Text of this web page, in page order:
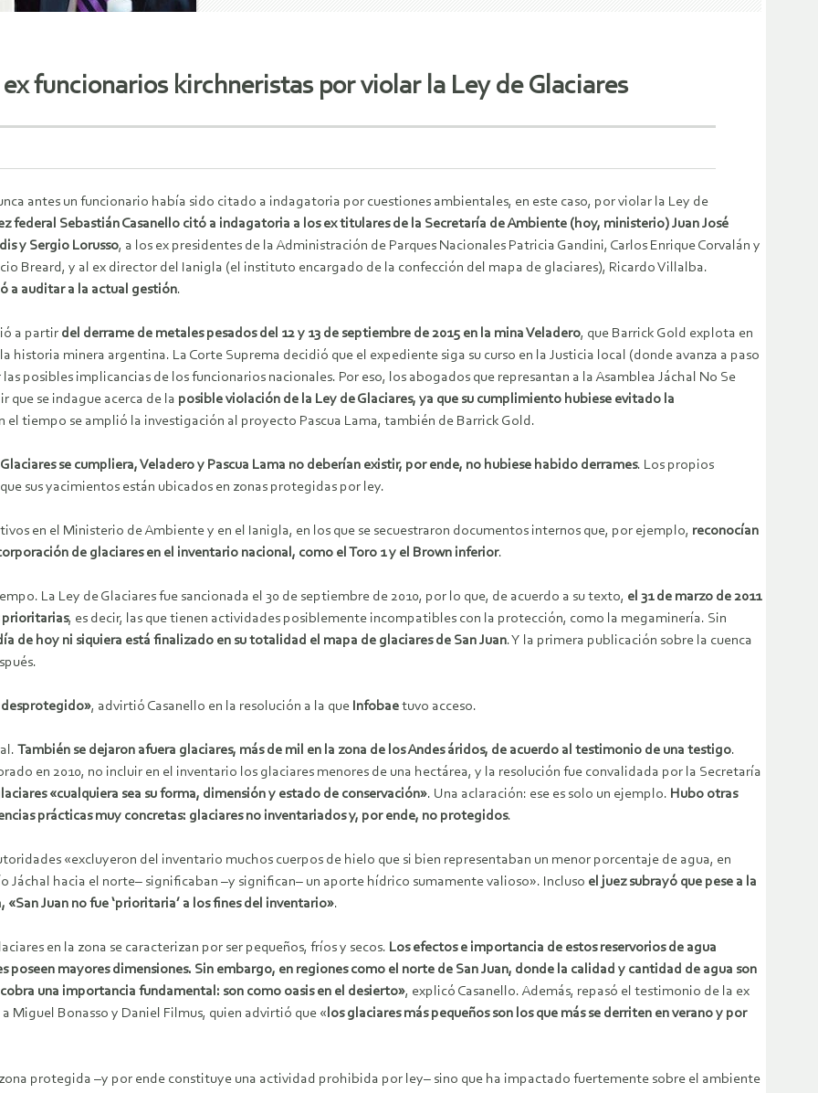
funcionarios kirchneristas por violar la Ley de Glaciares
antes un funcionario había sido citado a indagatoria por cuestiones ambientales, en este caso, por violar la Ley de
federal Sebastián Casanello citó a indagatoria a los ex titulares de la Secretaría de Ambiente (hoy, ministerio) Juan José
y Sergio Lorusso, a los ex presidentes de la Administración de Parques Nacionales Patricia Gandini, Carlos Enrique Corvalán y
Breard, y al ex director del Ianigla (el instituto encargado de la confección del mapa de glaciares), Ricardo Villalba.
a auditar a la actual gestión.
a partir del derrame de metales pesados del 12 y 13 de septiembre de 2015 en la mina Veladero, que Barrick Gold explota en
historia minera argentina. La Corte Suprema decidió que el expediente siga su curso en la Justicia local (donde avanza a paso
posibles implicancias de los funcionarios nacionales. Por eso, los abogados que represantan a la Asamblea Jáchal No Se
que se indague acerca de la posible violación de la Ley de Glaciares, ya que su cumplimiento hubiese evitado la
el tiempo se amplió la investigación al proyecto Pascua Lama, también de Barrick Gold.
se cumpliera, Veladero y Pascua Lama no deberían existir, por ende, no hubiese habido derrames. Los propios
sus yacimientos están ubicados en zonas protegidas por ley.
en el Ministerio de Ambiente y en el Ianigla, en los que se secuestraron documentos internos que, por ejemplo, reconocían
de glaciares en el inventario nacional, como el Toro 1 y el Brown inferior.
La Ley de Glaciares fue sancionada el 30 de septiembre de 2010, por lo que, de acuerdo a su texto, el 31 de marzo de 2011
prioritarias, es decir, las que tienen actividades posiblemente incompatibles con la protección, como la megaminería. Sin
de hoy ni siquiera está finalizado en su totalidad el mapa de glaciares de San Juan. Y la primera publicación sobre la cuenca
desprotegido», advirtió Casanello en la resolución a la que Infobaetuvo acceso.
También se dejaron afuera glaciares, más de mil en la zona de los Andes áridos, de acuerdo al testimonio de una testigo.
en 2010, no incluir en el inventario los glaciares menores de una hectárea, y la resolución fue convalidada por la Secretaría
«cualquiera sea su forma, dimensión y estado de conservación». Una aclaración: ese es solo un ejemplo. Hubo otras
prácticas muy concretas: glaciares no inventariados y, por ende, no protegidos.
«excluyeron del inventario muchos cuerpos de hielo que si bien representaban un menor porcentaje de agua, en
Jáchal hacia el norte– significaban –y significan– un aporte hídrico sumamente valioso». Incluso el juez subrayó que pese a la
Juan no fue ‘prioritaria’ a los fines del inventario».
en la zona se caracterizan por ser pequeños, fríos y secos. Los efectos e importancia de estos reservorios de agua
mayores dimensiones. Sin embargo, en regiones como el norte de San Juan, donde la calidad y cantidad de agua son
una importancia fundamental: son como oasis en el desierto», explicó Casanello. Además, repasó el testimonio de la ex
Miguel Bonasso y Daniel Filmus, quien advirtió que « los glaciares más pequeños son los que más se derriten en verano y por
protegida –y por ende constituye una actividad prohibida por ley– sino que ha impactado fuertemente sobre el ambiente